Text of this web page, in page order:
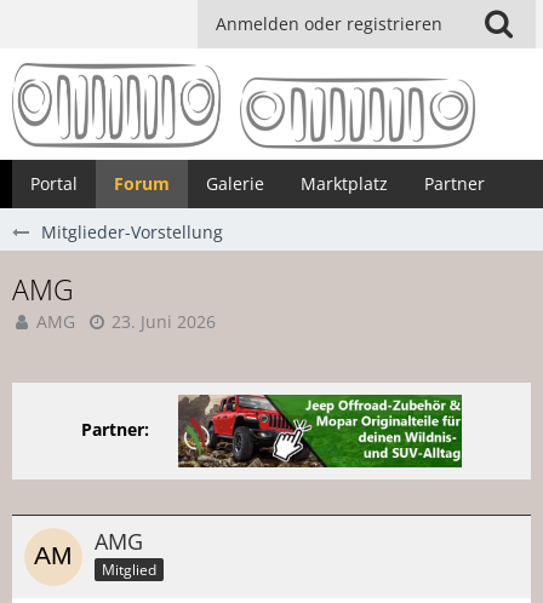
Anmelden oder registrieren
Portal Forum Galerie Marktplatz Partner
Mitglieder-Vorstellung
AMG
AMG 23. Juni 2026
Partner:
AMG
Mitglied